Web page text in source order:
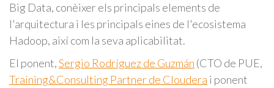
Big Data, conèixer els principals elements de
l'arquitectura i les principals eines de l'ecosistema
Hadoop, així com la seva aplicabilitat.
El ponent,Sergio Rodríguez de Guzmán (CTO de PUE,
Training&Consulting Partner de Cloudera i ponent